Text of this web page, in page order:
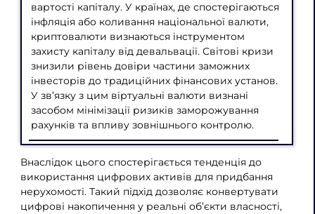
вартості капіталу. У країнах, де спостерігаються
інфляція або коливання національної валюти,
криптовалюти визнаються інструментом
захисту капіталу від девальвації. Світові кризи
знизили рівень довіри частини заможних
інвесторів до традиційних фінансових установ.
У зв’язку з цим віртуальні валюти визнані
засобом мінімізації ризиків заморожування
рахунків та впливу зовнішнього контролю.
Внаслідок цього спостерігається тенденція до
використання цифрових активів для придбання
нерухомості. Такий підхід дозволяє конвертувати
цифрові накопичення у реальні об’єкти власності,